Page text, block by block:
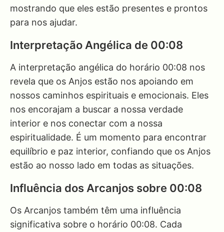
mostrando que eles estão presentes e prontos
para nos ajudar.
Interpretação Angélica de 00:08
A interpretação angélica do horário 00:08 nos
revela que os Anjos estão nos apoiando em
nossos caminhos espirituais e emocionais. Eles
nos encorajam a buscar a nossa verdade
interior e nos conectar com a nossa
espiritualidade. É um momento para encontrar
equilíbrio e paz interior, confiando que os Anjos
estão ao nosso lado em todas as situações.
Influência dos Arcanjos sobre 00:08
Os Arcanjos também têm uma influência
significativa sobre o horário 00:08. Cada